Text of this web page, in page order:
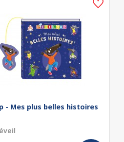
- Mes plus belles histoires